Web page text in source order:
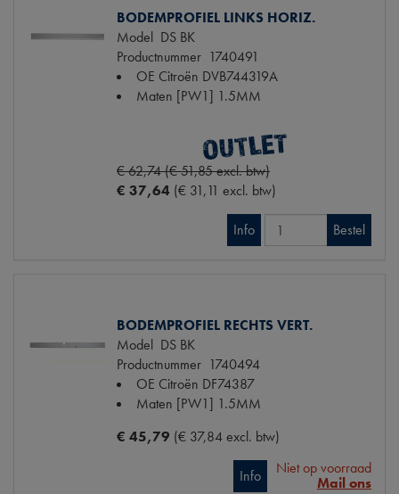
BODEMPROFIEL LINKS HORIZ.
Model DS BK
Productnummer 1740491
OE Citroën DVB744319A
Maten [PW1] 1.5MM
€ 62,74 (€ 51,85 excl. btw)
€ 37,64 (€ 31,11 excl. btw)
Info Bestel
BODEMPROFIEL RECHTS VERT.
Model DS BK
Productnummer 1740494
OE Citroën DF74387
Maten [PW1] 1.5MM
€ 45,79 (€ 37,84 excl. btw)
Info
Niet op voorraad
Mail ons